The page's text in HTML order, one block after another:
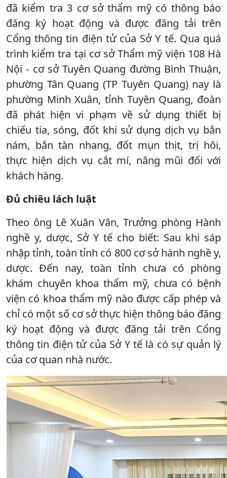
đã kiểm tra 3 cơ sở thẩm mỹ có thông báo
đăng ký hoạt động và được đăng tải trên
Cổng thông tin điện tử của Sở Y tế. Qua quá
trình kiểm tra tại cơ sở Thẩm mỹ viện 108 Hà
Nội - cơ sở Tuyên Quang đường Bình Thuận,
phường Tân Quang (TP Tuyên Quang) nay là
phường Minh Xuân, tỉnh Tuyên Quang, đoàn
đã phát hiện vi phạm về sử dụng thiết bị
chiếu tia, sóng, đốt khi sử dụng dịch vụ bắn
nám, bắn tàn nhang, đốt mụn thịt, trị hôi,
thực hiện dịch vụ cắt mí, nâng mũi đối với
khách hàng.
Đủ chiêu lách luật
Theo ông Lê Xuân Vân, Trưởng phòng Hành
nghề y, dược, Sở Y tế cho biết: Sau khi sáp
nhập tỉnh, toàn tỉnh có 800 cơ sở hành nghề y,
dược. Đến nay, toàn tỉnh chưa có phòng
khám chuyên khoa thẩm mỹ, chưa có bệnh
viện có khoa thẩm mỹ nào được cấp phép và
chỉ có một số cơ sở thực hiện thông báo đăng
ký hoạt động và được đăng tải trên Cổng
thông tin điện tử của Sở Y tế là có sự quản lý
của cơ quan nhà nước.